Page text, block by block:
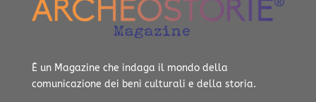
È un Magazine che indaga il mondo della
comunicazione dei beni culturali e della storia.